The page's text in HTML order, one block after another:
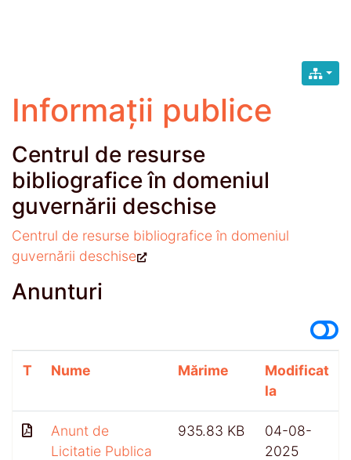
Informații publice
Centrul de resurse
bibliografice în domeniul
guvernării deschise
Centrul de resurse bibliografice în domeniul
guvernării deschise
Anunturi
T Nume Mărime
Modificat
la
Anunt de
Licitatie Publica
935.83 KB
04-08-
2025